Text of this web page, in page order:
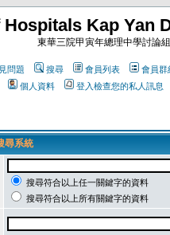
Hospitals Kap Yan
東華三院甲寅年總理中學討論組
問題 搜尋 會員列表 會員群
個人資料
登入檢查您的私人訊息
尋系統
搜尋符合以上任一關鍵字的資料
搜尋符合以上所有關鍵字的資料